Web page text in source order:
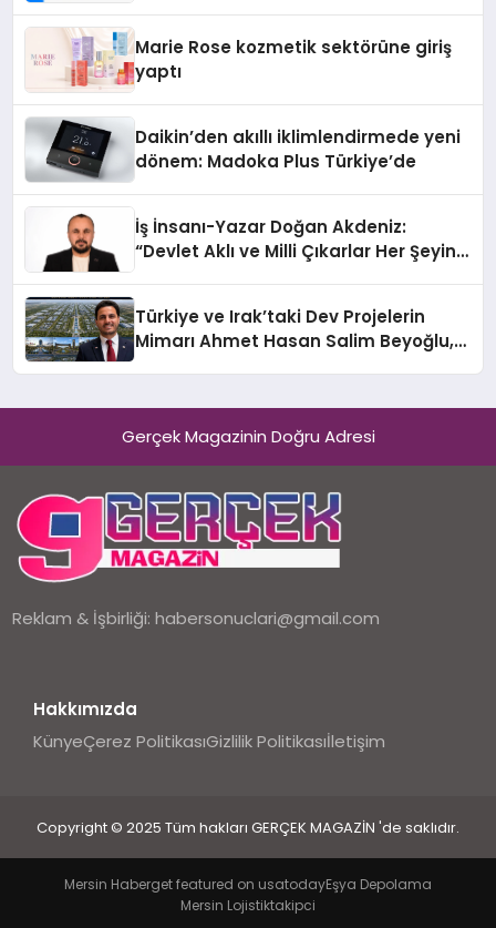
Marie Rose kozmetik sektörüne giriş
yaptı
Daikin’den akıllı iklimlendirmede yeni
dönem: Madoka Plus Türkiye’de
İş İnsanı-Yazar Doğan Akdeniz:
“Devlet Aklı ve Milli Çıkarlar Her Şeyin
Türkiye ve Irak’taki Dev Projelerin
Mimarı Ahmet Hasan Salim Beyoğlu,
Hayata Geçirecek
Gerçek Magazinin Doğru Adresi
Reklam & İşbirliği:habersonuclari@gmail.com
Hakkımızda
KünyeÇerez PolitikasıGizlilik Politikasıİletişim
Copyright © 2025 Tüm hakları GERÇEK MAGAZİN 'de saklıdır.
Mersin Haberget featured on usatodayEşya Depolama
Mersin Lojistiktakipci